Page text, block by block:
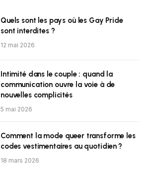
Quels sont les pays où les Gay Pride
sont interdites ?
12 mai 2026
Intimité dans le couple : quand la
communication ouvre la voie à de
nouvelles complicités
5 mai 2026
Comment la mode queer transforme les
codes vestimentaires au quotidien ?
18 mars 2026